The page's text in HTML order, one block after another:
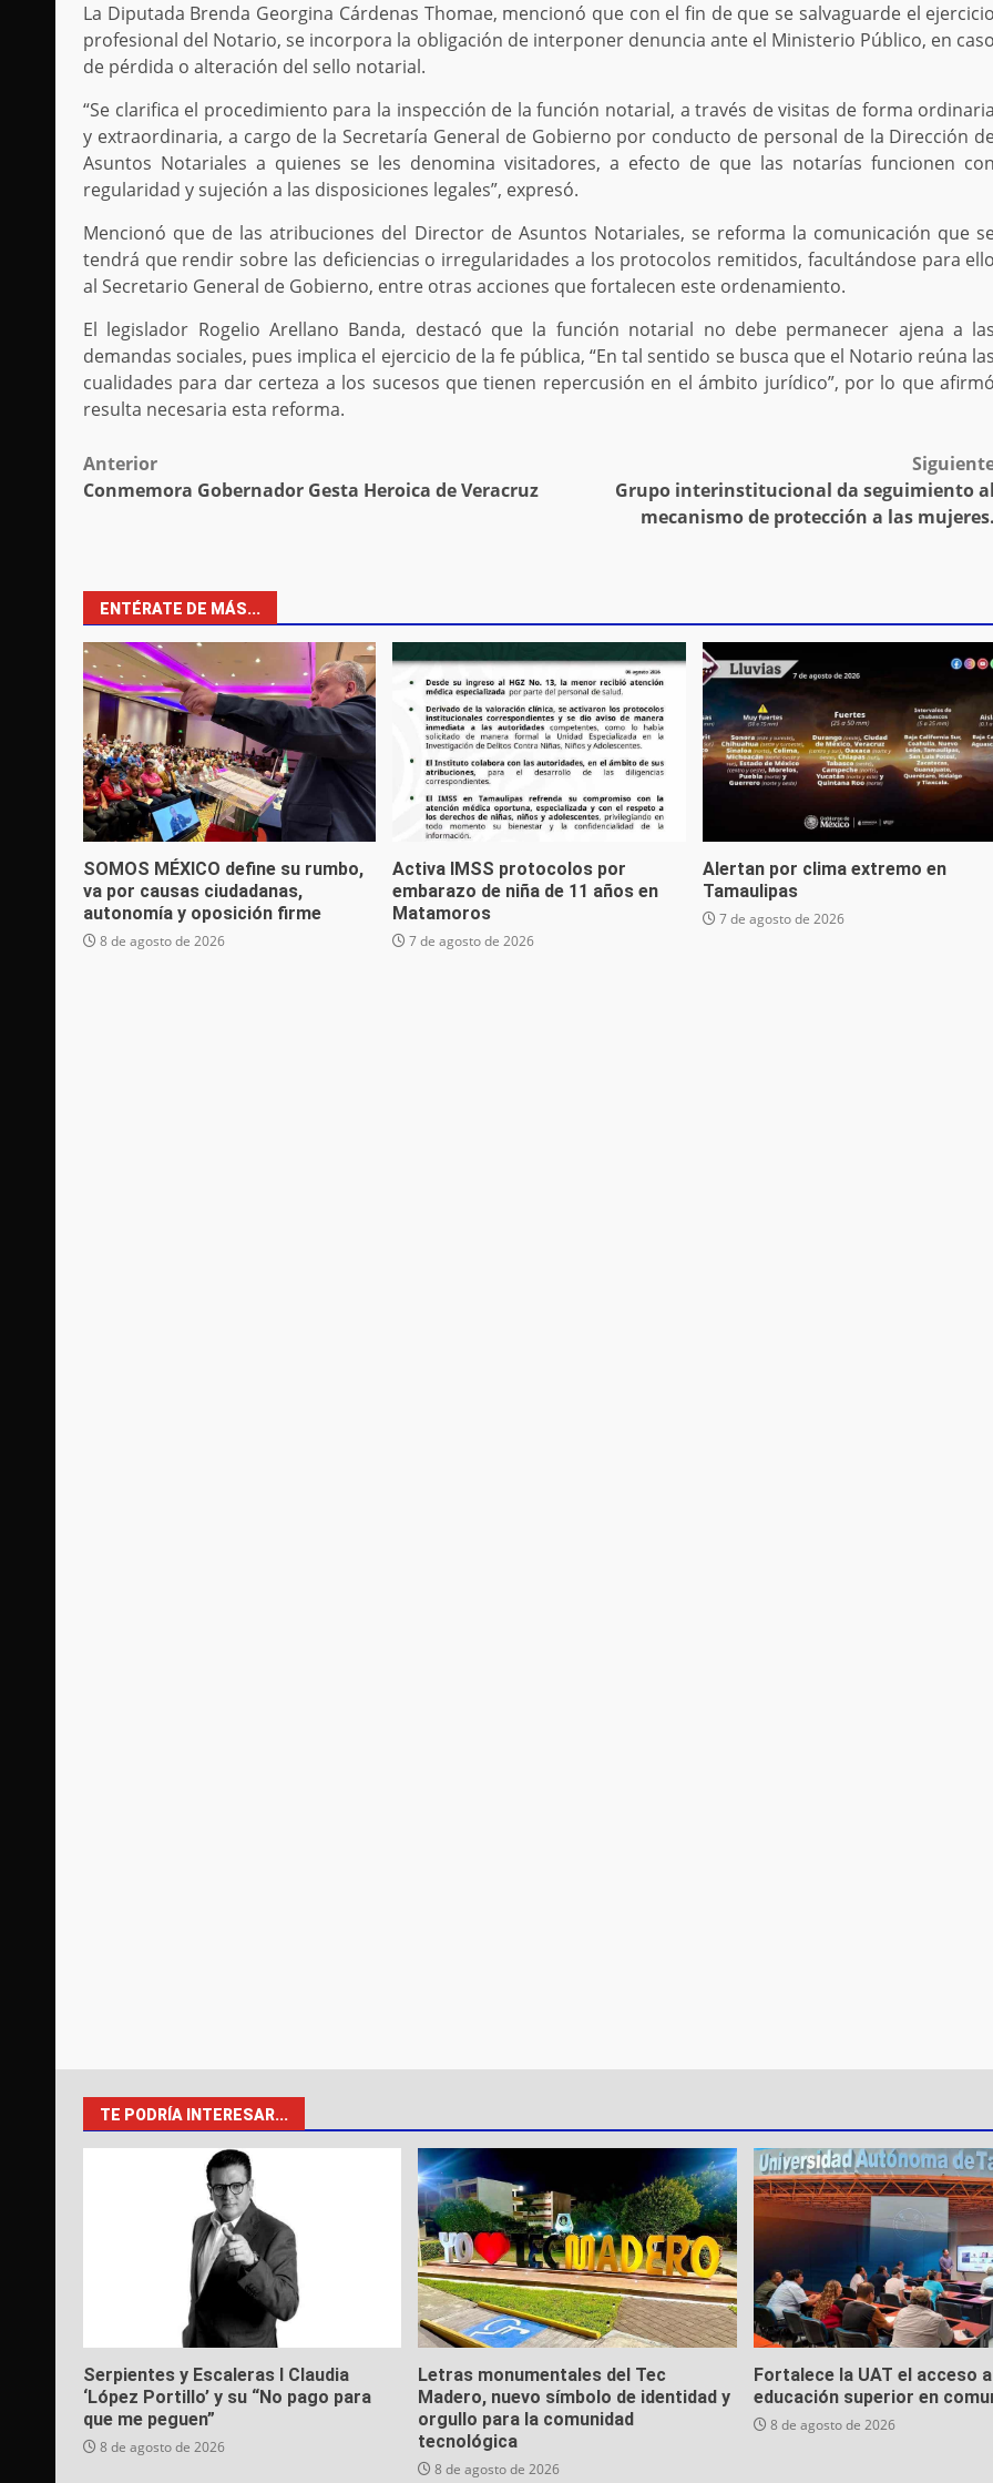
La Diputada Brenda Georgina Cárdenas Thomae, mencionó que con el fin de que se salvaguarde el
profesional del Notario, se incorpora la obligación de interponer denuncia ante el Ministerio Público, en
de pérdida o alteración del sello notarial.
“Se clarifica el procedimiento para la inspección de la función notarial, a través de visitas de forma
y extraordinaria, a cargo de la Secretaría General de Gobierno por conducto de personal de la Dirección
Asuntos Notariales a quienes se les denomina visitadores, a efecto de que las notarías funcionen
regularidad y sujeción a las disposiciones legales”, expresó.
Mencionó que de las atribuciones del Director de Asuntos Notariales, se reforma la comunicación que
tendrá que rendir sobre las deficiencias o irregularidades a los protocolos remitidos, facultándose para
al Secretario General de Gobierno, entre otras acciones que fortalecen este ordenamiento.
El legislador Rogelio Arellano Banda, destacó que la función notarial no debe permanecer ajena a
demandas sociales, pues implica el ejercicio de la fe pública, “En tal sentido se busca que el Notario reúna
cualidades para dar certeza a los sucesos que tienen repercusión en el ámbito jurídico”, por lo que
resulta necesaria esta reforma.
Post
Anterior
Conmemora Gobernador Gesta Heroica de Veracruz
Grupo interinstitucional da seguimiento
mecanismo de protección a las
ENTÉRATE DE MÁS...
SOMOS MÉXICO define su rumbo,
va por causas ciudadanas,
autonomía y oposición firme
8 de agosto de 2026
Activa IMSS protocolos por
embarazo de niña de 11 años en
Matamoros
7 de agosto de 2026
Alertan por clima extremo en
Tamaulipas
7 de agosto de 2026
TE PODRÍA INTERESAR...
Serpientes y Escaleras I Claudia
‘López Portillo’ y su “No pago para
que me peguen”
8 de agosto de 2026
Letras monumentales del Tec
Madero, nuevo símbolo de identidad y
orgullo para la comunidad
tecnológica
8 de agosto de 2026
Fortalece la UAT el acceso
educación superior en
8 de agosto de 2026